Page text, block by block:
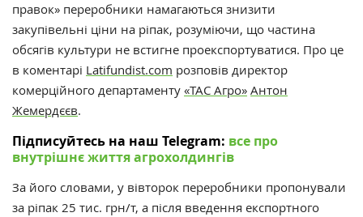
правок» переробники намагаються знизити
закупівельні ціни на ріпак, розуміючи, що частина
обсягів культури не встигне проекспортуватися. Про це
в коментарі Latifundist.com розповів директор
комерційного департаменту «ТАС Агро» Антон
Жемердєєв.
Підписуйтесь на наш Telegram: все про
внутрішнє життя агрохолдингів
За його словами, у вівторок переробники пропонували
за ріпак 25 тис. грн/т, а після введення експортного